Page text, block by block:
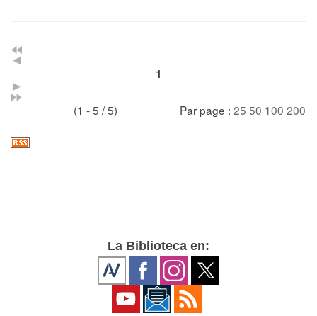
1
(1 - 5 / 5) Par page : 25 50 100 200
La Biblioteca en: